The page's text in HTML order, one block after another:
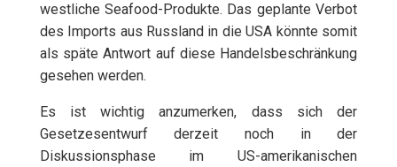
westliche Seafood-Produkte. Das geplante Verbot
des Imports aus Russland in die USA könnte somit
als späte Antwort auf diese Handelsbeschränkung
gesehen werden.
Es ist wichtig anzumerken, dass sich der
Gesetzesentwurf derzeit noch in der
Diskussionsphase im US-amerikanischen